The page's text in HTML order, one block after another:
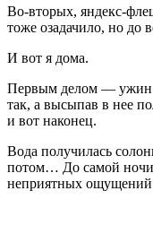
Во-вторых, яндекс-
тоже озадачило, но до
И вот я дома.
Первым делом — ужин.
так, а высыпав в нее
и вот наконец.
Вода получилась
потом… До самой ночи
неприятных ощущений